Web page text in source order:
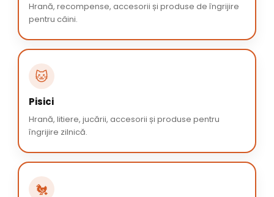
Hrană, recompense, accesorii și produse de îngrijire
pentru câini.
🐱
Pisici
Hrană, litiere, jucării, accesorii și produse pentru
îngrijire zilnică.
🐔